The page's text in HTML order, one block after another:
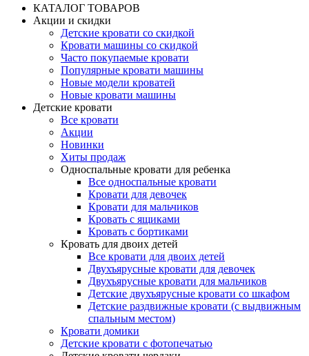
КАТАЛОГ ТОВАРОВ
Акции и скидки
Детские кровати со скидкой
Кровати машины со скидкой
Часто покупаемые кровати
Популярные кровати машины
Новые модели кроватей
Новые кровати машины
Детские кровати
Все кровати
Акции
Новинки
Хиты продаж
Односпальные кровати для ребенка
Все односпальные кровати
Кровати для девочек
Кровати для мальчиков
Кровать с ящиками
Кровать с бортиками
Кровать для двоих детей
Все кровати для двоих детей
Двухъярусные кровати для девочек
Двухъярусные кровати для мальчиков
Детские двухъярусные кровати со шкафом
Детские раздвижные кровати (с выдвижным
спальным местом)
Кровати домики
Детские кровати с фотопечатью